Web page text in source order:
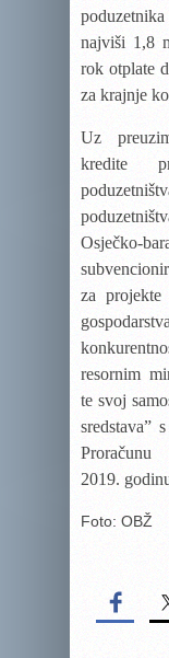
najviši 1,8
rok otplate
za krajnje
Uz
kredite
Osječko-
za
resornim
te svoj
sredstava”
Proračunu
2019.
Foto: OBŽ